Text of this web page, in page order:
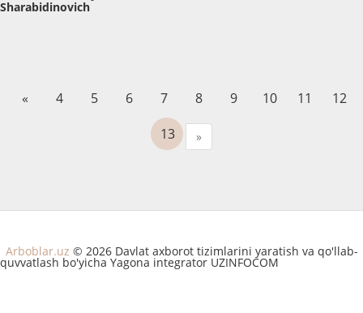
Sharabidinovich
« 4 5 6 7 8 9 10 11
12
13
»
Arboblar.uz © 2026 Davlat axborot tizimlarini yaratish va qo'llab-
quvvatlash bo'yicha Yagona integrator UZINFOCOM